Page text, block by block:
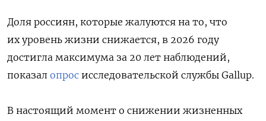
Доля россиян, которые жалуются на то, что
их уровень жизни снижается, в 2026 году
достигла максимума за 20 лет наблюдений,
показал опрос исследовательской службы Gallup.
В настоящий момент о снижении жизненных